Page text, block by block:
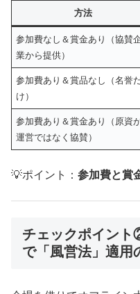
方法
参加費なし＆賞金あり（協賛
業から提供）
参加費あり＆賞品なし（名誉
け）
参加費あり＆賞金あり（原資
運営ではなく協賛）
💡ポイント： 参加費と賞
チェックポイン
で「風営法」適用